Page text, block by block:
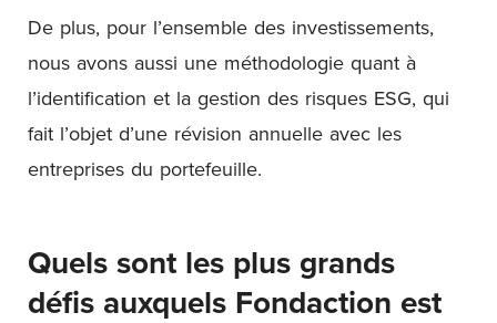
De plus, pour l’ensemble des investissements,
nous avons aussi une méthodologie quant à
l’identification et la gestion des risques ESG, qui
fait l’objet d’une révision annuelle avec les
entreprises du portefeuille.
Quels sont les plus grands
défis auxquels Fondaction est